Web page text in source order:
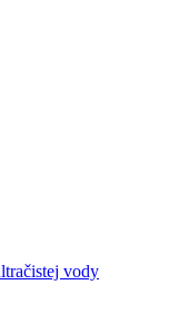
vody